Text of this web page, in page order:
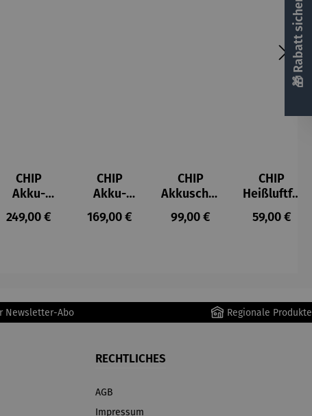
CHIP
Akku-
Staubsau
ger
Regulärer Preis:
249,00 €
CHIP
Akku-
Staubsau
ger DS02
Regulärer Preis:
169,00 €
CHIP
Akkuschra
uber
Regulärer Preis:
99,00 €
CHIP
Heißluftfri
tteuse
Regulärer
59,00 €
Newsletter-Abo Regionale Produkte
RECHTLICHES
AGB
Impressum
🎁 Rabatt sichern! 🎁